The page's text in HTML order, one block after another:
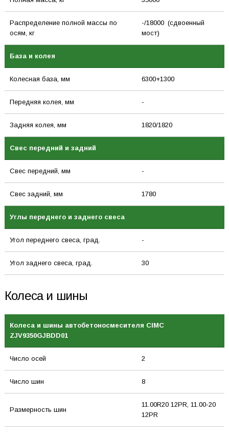
Распределение полной массы по
осям, кг
-/18000 (сдвоенный
мост)
База и колея
Колесная база, мм 6300+1300
Передняя колея, мм -
Задняя колея, мм 1820/1820
Свес передний и задний
Свес передний, мм -
Свес задний, мм 1780
Углы переднего и заднего свеса
Угол переднего свеса, град. -
Угол заднего свеса, град. 30
Колеса и шины
Колеса и шины автобетоносмесителя CIMC
ZJV9350GJBDD01
Число осей 2
Число шин 8
Размерность шин
11.00R20 12PR, 11.00-20
12PR